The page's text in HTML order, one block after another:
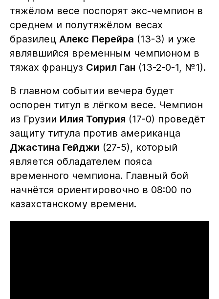
тяжёлом весе поспорят экс-чемпион в
среднем и полутяжёлом весах
бразилец Алекс Перейра (13-3) и уже
являвшийся временным чемпионом в
тяжах француз Сирил Ган (13-2-0-1, №1).
В главном событии вечера будет
оспорен титул в лёгком весе. Чемпион
из Грузии Илия Топурия (17-0) проведёт
защиту титула против американца
Джастина Гейджи (27-5), который
является обладателем пояса
временного чемпиона. Главный бой
начнётся ориентировочно в 08:00 по
казахстанскому времени.